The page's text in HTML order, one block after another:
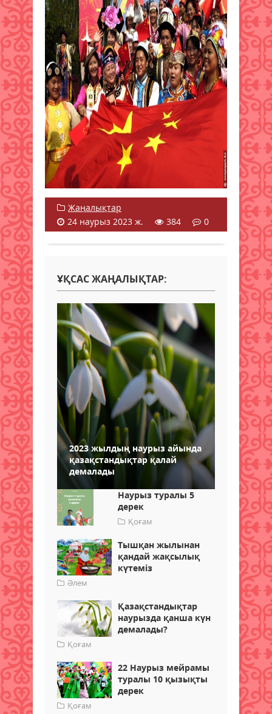
Жаңалықтар
24 наурыз 2023 ж.
384 0
ҰҚСАС ЖАҢАЛЫҚТАР:
2023 жылдың наурыз айында
қазақстандықтар қалай
демалады
Наурыз туралы 5
дерек
Қоғам
Тышқан жылынан
қандай жақсылық
күтеміз
Әлем
Қазақстандықтар
наурызда қанша күн
демалады?
Қоғам
22 Наурыз мейрамы
туралы 10 қызықты
дерек
Қоғам